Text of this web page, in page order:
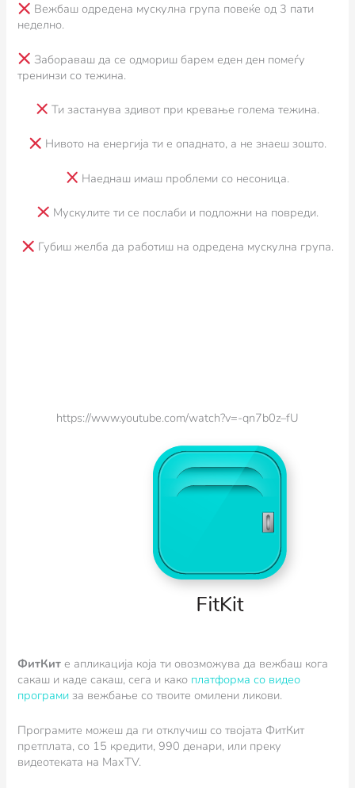
Вежбаш одредена мускулна група повеќе од 3 пати
неделно.
Забораваш да се одмориш барем еден ден помеѓу
тренинзи со тежина.
Ти застанува здивот при кревање голема тежина.
Нивото на енергија ти е опаднато, а не знаеш зошто.
Наеднаш имаш проблеми со несоница.
Мускулите ти се послаби и подложни на повреди.
Губиш желба да работиш на одредена мускулна група.
https://www.youtube.com/watch?v=-qn7b0z–fU
ФитКит e апликација која ти овозможува да вежбаш кога
сакаш и каде сакаш, сега и како платформа со видео
програми за вежбање со твоите омилени ликови.
Програмите можеш да ги отклучиш со твојата ФитКит
претплата, со 15 кредити, 990 денари, или преку
видеотеката на MaxTV.